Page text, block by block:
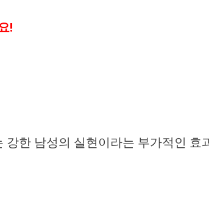
!
한 남성의 실현이라는 부가적인 효